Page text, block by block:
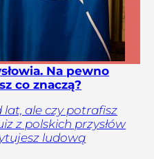
Na pewno
co znaczą?
ale czy potrafisz
z polskich przysłów
ludową